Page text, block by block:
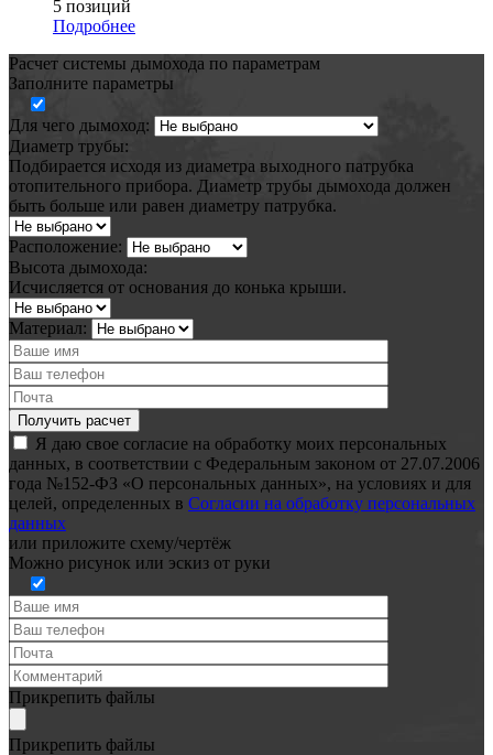
5 позиций
Подробнее
Расчет системы дымохода по параметрам
Заполните параметры
Для чего дымоход:
Диаметр трубы:
Подбирается исходя из диаметра выходного патрубка
отопительного прибора. Диаметр трубы дымохода должен
быть больше или равен диаметру патрубка.
Расположение:
Высота дымохода:
Исчисляется от основания до конька крыши.
Материал:
Я даю свое согласие на обработку моих персональных
данных, в соответствии с Федеральным законом от 27.07.2006
года №152-ФЗ «О персональных данных», на условиях и для
целей, определенных в Согласии на обработку персональных
данных
или приложите схему/чертёж
Можно рисунок или эскиз от руки
Прикрепить файлы
Прикрепить файлы